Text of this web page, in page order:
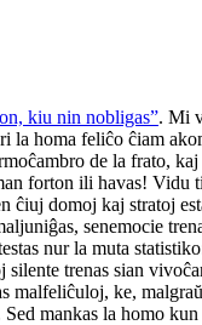
kiu nin nobligas”. Mi
homa feliĉo ĉiam
de la frato,
forton ili havas!
domoj kaj stratoj
senemocie
nur la muta
trenas sian
malfeliĉuloj, ke,
mankas la homo